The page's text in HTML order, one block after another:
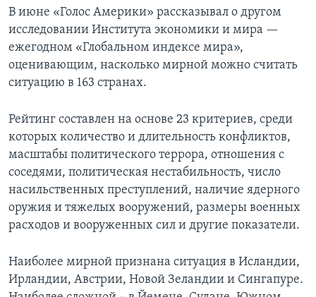
В июне «Голос Америки» рассказывал о другом
исследовании Института экономики и мира —
ежегодном «Глобальном индексе мира»,
оценивающим, насколько мирной можно считать
ситуацию в 163 странах.
Рейтинг составлен на основе 23 критериев, среди
которых количество и длительность конфликтов,
масштабы политического террора, отношения с
соседями, политическая нестабильность, число
насильственных преступлений, наличие ядерного
оружия и тяжелых вооружений, размеры военных
расходов и вооруженных сил и другие показатели.
Наиболее мирной признана ситуация в Исландии,
Ирландии, Австрии, Новой Зеландии и Сингапуре.